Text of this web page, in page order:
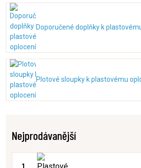
Doporučené doplňky k
Plotové sloupky k plastovému
Nejprodávanější